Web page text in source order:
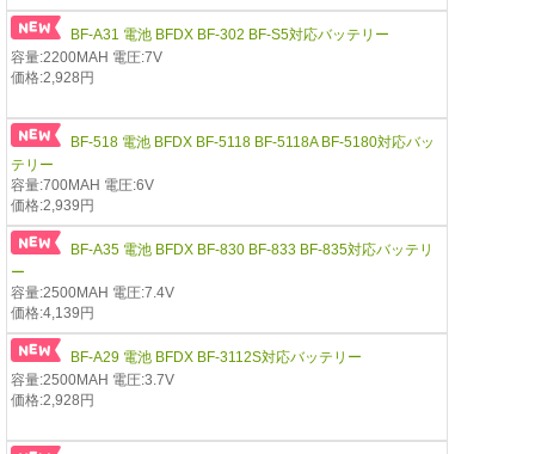
BF-A31 電池 BFDX BF-302 BF-S5対応バッテリー
容量:2200MAH 電圧:7V
価格:2,928円
BF-518 電池 BFDX BF-5118 BF-5118A BF-5180対応バッ
テリー
容量:700MAH 電圧:6V
価格:2,939円
BF-A35 電池 BFDX BF-830 BF-833 BF-835対応バッテリ
ー
容量:2500MAH 電圧:7.4V
価格:4,139円
BF-A29 電池 BFDX BF-3112S対応バッテリー
容量:2500MAH 電圧:3.7V
価格:2,928円